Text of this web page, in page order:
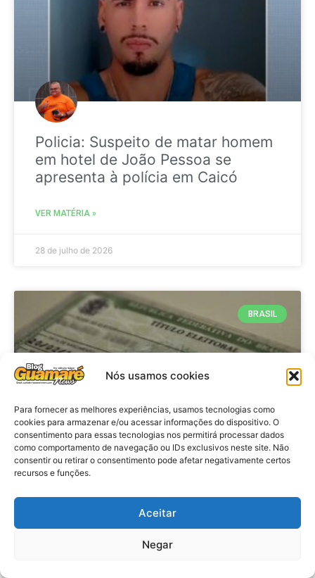
Nós usamos cookies
Para fornecer as melhores experiências, usamos tecnologias como
cookies para armazenar e/ou acessar informações do dispositivo. O
consentimento para essas tecnologias nos permitirá processar dados
como comportamento de navegação ou IDs exclusivos neste site. Não
consentir ou retirar o consentimento pode afetar negativamente certos
recursos e funções.
Aceitar
Negar
Policia: Suspeito de matar homem
em hotel de João Pessoa se
apresenta à polícia em Caicó
VER MATÉRIA »
28 de julho de 2026
BRASIL
Brasil: Policia Federal investiga
antes das eleições